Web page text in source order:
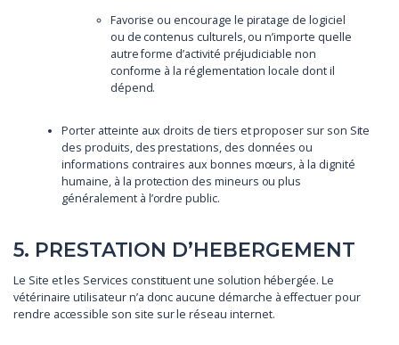
Favorise ou encourage le piratage de logiciel
ou de contenus culturels, ou n’importe quelle
autre forme d’activité préjudiciable non
conforme à la réglementation locale dont il
dépend.
Porter atteinte aux droits de tiers et proposer sur son Site
des produits, des prestations, des données ou
informations contraires aux bonnes mœurs, à la dignité
humaine, à la protection des mineurs ou plus
généralement à l’ordre public.
5. PRESTATION D’HEBERGEMENT
Le Site et les Services constituent une solution hébergée. Le
vétérinaire utilisateur n’a donc aucune démarche à effectuer pour
rendre accessible son site sur le réseau internet.